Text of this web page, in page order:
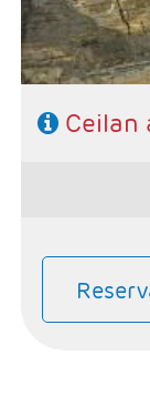
SE NECESITA
Ceilan